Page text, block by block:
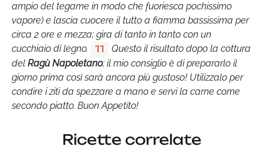
ampio del tegame in modo che fuoriesca pochissimo
vapore) e lascia cuocere il tutto a fiamma bassissima per
circa 2 ore e mezza; gira di tanto in tanto con un
cucchiaio di legno.
11
Questo il risultato dopo la cottura
del Ragù Napoletano; il mio consiglio è di prepararlo il
giorno prima così sarà ancora più gustoso! Utilizzalo per
condire i ziti da spezzare a mano e servi la carne come
secondo piatto. Buon Appetito!
Ricette correlate